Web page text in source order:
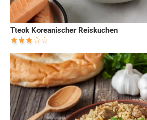
Tteok Koreanischer Reiskuchen